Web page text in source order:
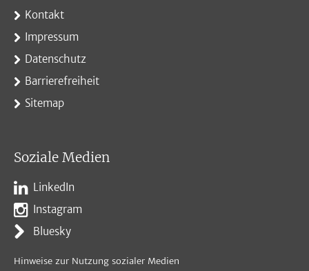
Kontakt
Impressum
Datenschutz
Barrierefreiheit
Sitemap
Soziale Medien
LinkedIn
Instagram
Bluesky
Hinweise zur Nutzung sozialer Medien